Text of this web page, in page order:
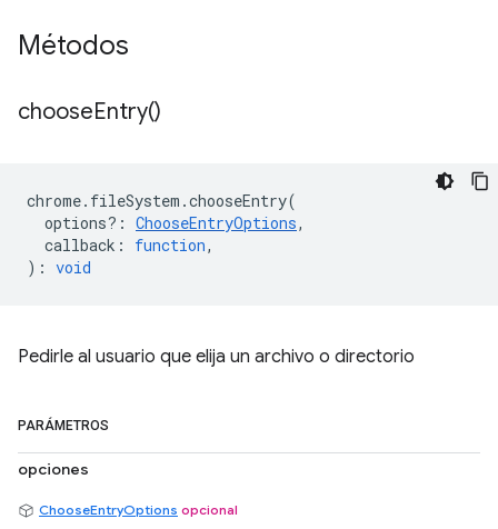
Métodos
chooseEntry()
chrome. fileSystem .chooseEntry(
options? : ChooseEntryOptions,
callback : function,
) : void
Pedirle al usuario que elija un archivo o directorio
PARÁMETROS
opciones
ChooseEntryOptions opcional